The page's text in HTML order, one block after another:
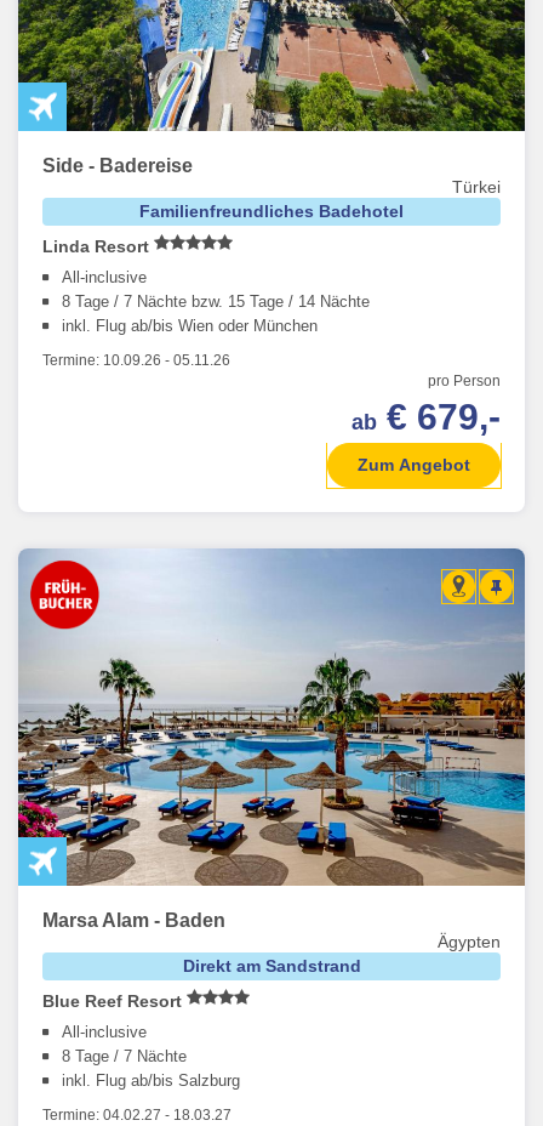
Side - Badereise
Türkei
Familienfreundliches Badehotel
Linda Resort
All-inclusive
8 Tage / 7 Nächte bzw. 15 Tage / 14 Nächte
inkl. Flug ab/bis Wien oder München
Termine: 10.09.26 - 05.11.26
pro Person
ab € 679,-
Zum Angebot
Marsa Alam - Baden
Ägypten
Direkt am Sandstrand
Blue Reef Resort
All-inclusive
8 Tage / 7 Nächte
inkl. Flug ab/bis Salzburg
Termine: 04.02.27 - 18.03.27